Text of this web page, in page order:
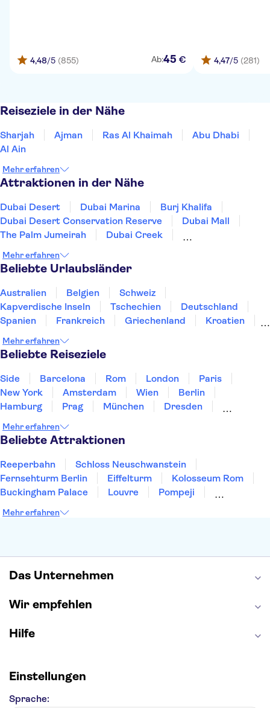
4,48/5 (855) Ab:45 € 4,47/5 (281)
Reiseziele in der Nähe
Sharjah Ajman Ras Al Khaimah
Abu Dhabi
Al Ain
Mehr erfahren
Attraktionen in der Nähe
Dubai Desert Dubai Marina
Burj Khalifa
Dubai Desert Conservation Reserve
Dubai Mall
The Palm Jumeirah
Dubai Creek
Sky Views Dubai
Scheich-Zayid-Moschee
Louvre Abu Dhabi
Warner Bros World Abu Dhabi
Ferrari World Abu Dhabi
Dubai Frame
Mehr erfahren
Beliebte Urlaubsländer
Australien Belgien
Schweiz
Kapverdische Inseln
Tschechien
Deutschland
Spanien
Frankreich Griechenland
Kroatien
Norwegen
Polen
Mehr erfahren
Beliebte Reiseziele
Side Barcelona Rom London
Paris
New York
Amsterdam Wien
Berlin
Hamburg
Prag München
Dresden
Heidelberg
Bremen
Mehr erfahren
Beliebte Attraktionen
Reeperbahn
Schloss Neuschwanstein
Fernsehturm Berlin
Eiffelturm
Kolosseum Rom
Buckingham Palace
Louvre
Pompeji
Moulin Rouge
Mehr erfahren
Das Unternehmen
Wir empfehlen
Hilfe
Einstellungen
Sprache: